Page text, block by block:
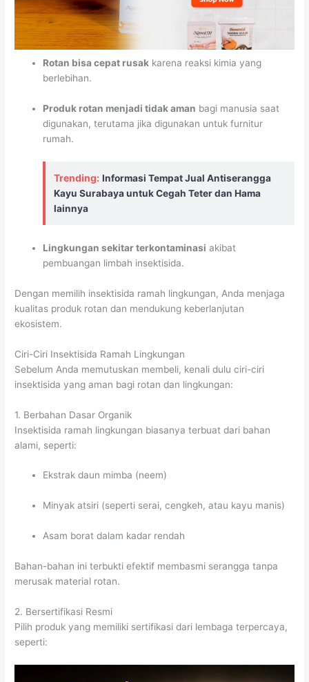
Rotan bisa cepat rusak karena reaksi kimia yang
berlebihan.
Produk rotan menjadi tidak aman bagi manusia saat
digunakan, terutama jika digunakan untuk furnitur
rumah.
Trending: Informasi Tempat Jual Antiserangga
Kayu Surabaya untuk Cegah Teter dan Hama
lainnya
Lingkungan sekitar terkontaminasi akibat
pembuangan limbah insektisida.
Dengan memilih insektisida ramah lingkungan, Anda menjaga
kualitas produk rotan dan mendukung keberlanjutan
ekosistem.
Ciri-Ciri Insektisida Ramah Lingkungan
Sebelum Anda memutuskan membeli, kenali dulu ciri-ciri
insektisida yang aman bagi rotan dan lingkungan:
1. Berbahan Dasar Organik
Insektisida ramah lingkungan biasanya terbuat dari bahan
alami, seperti:
Ekstrak daun mimba (neem)
Minyak atsiri (seperti serai, cengkeh, atau kayu manis)
Asam borat dalam kadar rendah
Bahan-bahan ini terbukti efektif membasmi serangga tanpa
merusak material rotan.
2. Bersertifikasi Resmi
Pilih produk yang memiliki sertifikasi dari lembaga terpercaya,
seperti: